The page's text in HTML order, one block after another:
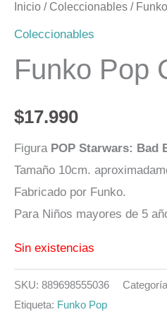
Inicio / Coleccionables /
Coleccionables
Funko Pop
$17.990
Figura POP Starwars: Bad
Tamaño 10cm.
Fabricado por Funko.
Para Niños mayores de 5
Sin existencias
SKU: 889698555036
Etiqueta: Funko Pop